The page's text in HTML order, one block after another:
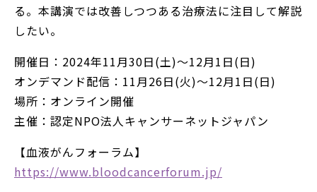
る。本講演では改善しつつある治療法に注目して解説
したい。
開催日：2024年11月30日(土)～12月1日(日)
オンデマンド配信：11月26日(火)～12月1日(日)
場所：オンライン開催
主催：認定NPO法人キャンサーネットジャパン
【血液がんフォーラム】
https://www.bloodcancerforum.jp/